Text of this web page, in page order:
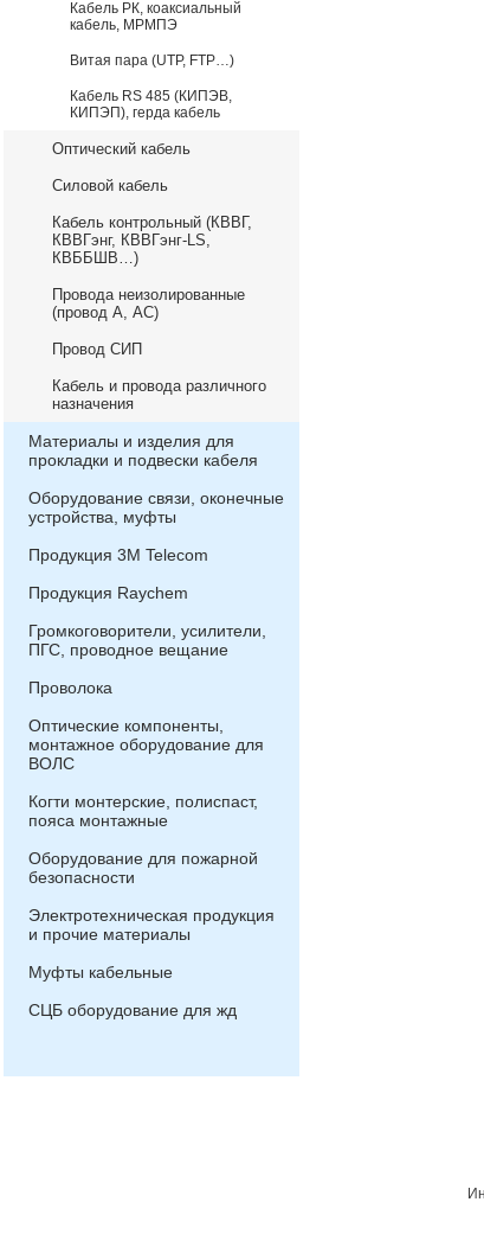
Кабель РК, коаксиальный
кабель, МРМПЭ
Витая пара (UTP, FTP…)
Кабель RS 485 (КИПЭВ,
КИПЭП), герда кабель
Оптический кабель
Силовой кабель
Кабель контрольный (КВВГ,
КВВГэнг, КВВГэнг-LS,
КВББШВ…)
Провода неизолированные
(провод А, АС)
Провод СИП
Кабель и провода различного
назначения
Материалы и изделия для
прокладки и подвески кабеля
Оборудование связи, оконечные
устройства, муфты
Продукция 3М Telecom
Продукция Raychem
Громкоговорители, усилители,
ПГС, проводное вещание
Проволока
Оптические компоненты,
монтажное оборудование для
ВОЛС
Когти монтерские, полиспаст,
пояса монтажные
Оборудование для пожарной
безопасности
Электротехническая продукция
и прочие материалы
Муфты кабельные
СЦБ оборудование для жд